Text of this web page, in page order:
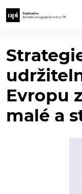
Evropu
malé a